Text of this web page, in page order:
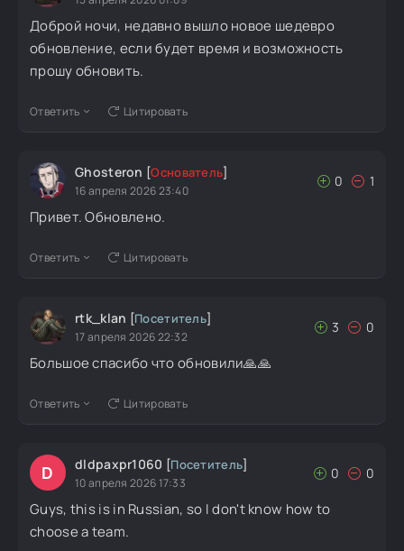
Доброй ночи, недавно вышло новое шедевро
обновление, если будет время и возможность
прошу обновить.
Ответить Цитировать
Ghosteron [Основатель]
16 апреля 2026 23:40
0 1
Привет. Обновлено.
Ответить Цитировать
rtk_klan [Посетитель]
17 апреля 2026 22:32
3 0
Большое спасибо что обновили🙏🙏
Ответить Цитировать
D dldpaxpr1060 [Посетитель]
10 апреля 2026 17:33
0 0
Guys, this is in Russian, so I don't know how to
choose a team.